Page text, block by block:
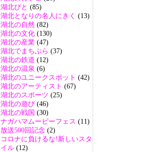
湖北びと (85)
湖北となりの名人にきく (13)
湖北の自然 (82)
湖北の文化 (130)
湖北の産業 (47)
湖北でまちぶら (37)
湖北の鉄道 (12)
湖北の温泉 (6)
湖北のユニークスポット (42)
湖北のアーティスト (67)
湖北のスポーツ (25)
湖北の遊び (46)
湖北の戦国 (30)
ナガハマムービーフェス (11)
放送500回記念 (2)
コロナに負けるな!新しいスタ
イル (12)